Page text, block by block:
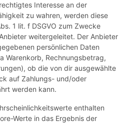
Interesse an der
zu wahren, werden diese
1 lit. f DSGVO zum Zwecke
weitergeleitet. Der Anbieter
persönlichen Daten
Warenkorb, Rechnungsbetrag,
ob die von dir ausgewählte
auf Zahlungs- und/oder
werden kann.
enthalten
Werte in das Ergebnis der